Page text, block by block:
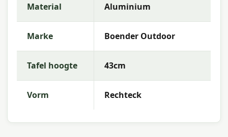
Der Gartentisch hat großzügige Abmessungen
bietet. Der Rahmen ist aus pulverbeschichtetem
Aluminium gefertigt, was Stabilität,
Wetterbeständigkeit und eine lange Lebensdauer
Das schlanke Design in Kombination mit dem
Material Aluminium
Marke Boender Outdoor
Tafel hoogte 43cm
Vorm Rechteck